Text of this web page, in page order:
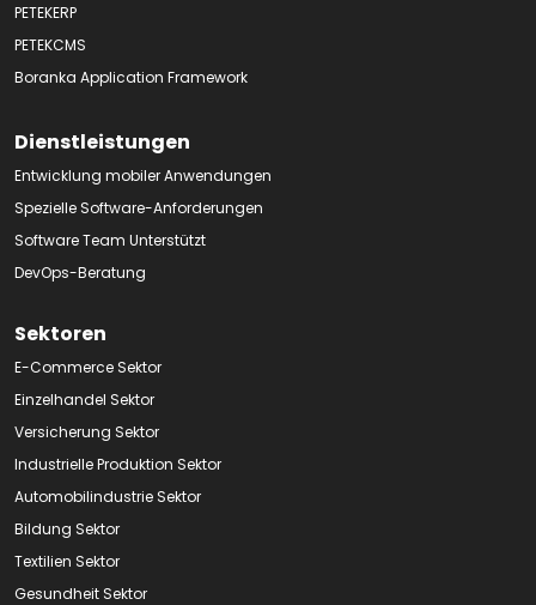
PETEKERP
PETEKCMS
Boranka Application Framework
Dienstleistungen
Entwicklung mobiler Anwendungen
Spezielle Software-Anforderungen
Software Team Unterstützt
DevOps-Beratung
Sektoren
E-Commerce Sektor
Einzelhandel Sektor
Versicherung Sektor
Industrielle Produktion Sektor
Automobilindustrie Sektor
Bildung Sektor
Textilien Sektor
Gesundheit Sektor